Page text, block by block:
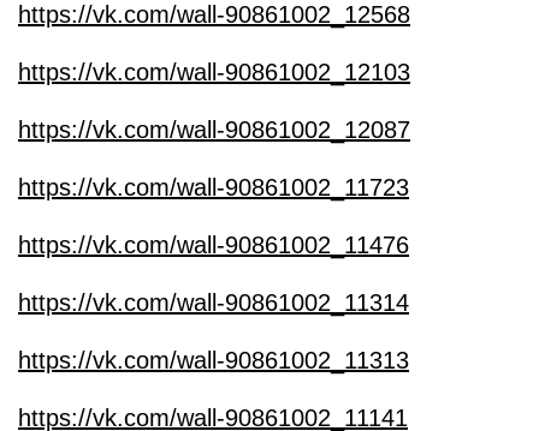
https://vk.com/wall-90861002_12568
https://vk.com/wall-90861002_12103
https://vk.com/wall-90861002_12087
https://vk.com/wall-90861002_11723
https://vk.com/wall-90861002_11476
https://vk.com/wall-90861002_11314
https://vk.com/wall-90861002_11313
https://vk.com/wall-90861002_11141